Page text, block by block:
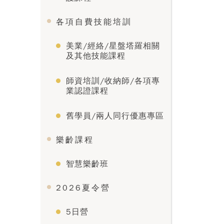
各項自費技能培訓
美業/經絡/星盤塔羅相關
及其他技能課程
師資培訓/收納師/各項專
業認證課程
舊學員/兩人同行優惠專區
樂齡課程
智慧樂齡班
2026夏令營
5日營